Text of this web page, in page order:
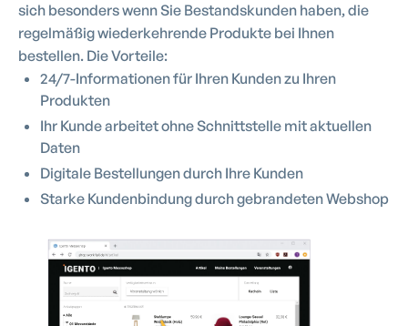
sich besonders wenn Sie Bestandskunden haben, die
regelmäßig wiederkehrende Produkte bei Ihnen
bestellen. Die Vorteile:
24/7-Informationen für Ihren Kunden zu Ihren
Produkten
Ihr Kunde arbeitet ohne Schnittstelle mit aktuellen
Daten
Digitale Bestellungen durch Ihre Kunden
Starke Kundenbindung durch gebrandeten Webshop